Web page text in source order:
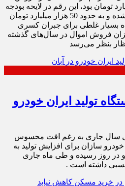
4 هزار میلیارد تومان بود، این رقم در لایحه بودجه
سال 99 بیش از دوازده برابر شده و به حدود 50 هزار میلیارد تومان
بسیار غلطی برای جبران کسری
فروش اموال در سال‌های گذشته
بنظر می‌رسد
دستگاه تولید ایران خودرو
سال جاری به رغم افت محسوس
سازان برای افزایش تولید به
در روز رسیده و طی ماه جاری
نسبی داشته است .